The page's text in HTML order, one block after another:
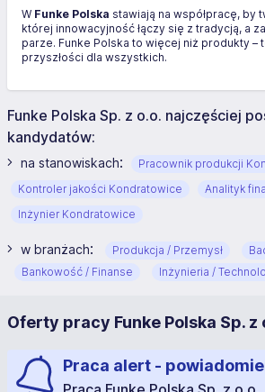
W Funke Polska stawiają na współpracę, by
której innowacyjność łączy się z tradycją, a
parze. Funke Polska to więcej niż produkty –
przyszłości dla wszystkich.
Funke Polska Sp. z o.o. najczęściej
kandydatów:
na stanowiskach:
Pracownik produkcji
Kontroler jakości Kondratowice
Analityk
Inżynier Kondratowice
w branżach: Produkcja / Przemysł
Bankowość / Finanse
Inżynieria /
Oferty pracy Funke Polska Sp. z
Praca alert -